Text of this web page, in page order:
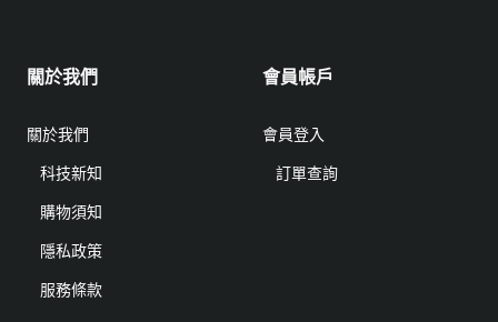
關於我們
關於我們
科技新知
購物須知
隱私政策
服務條款
會員帳戶
會員登入
訂單查詢